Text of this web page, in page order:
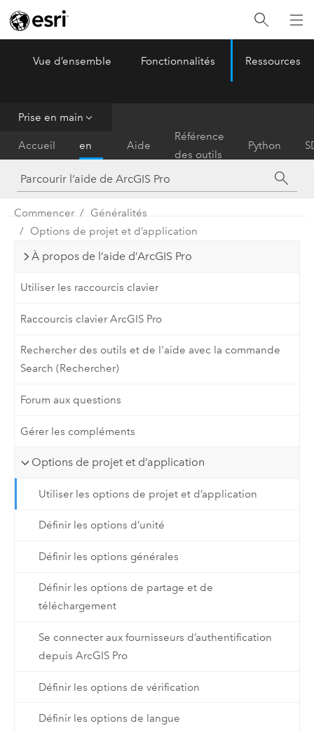
ArcGIS Pro
Vue d’ensemble Fonctionnalités Ressources
Prise en main
Accueil
en
main
Aide
Référence
des outils
Python
Commencer
Généralités
Options de projet et d’application
À propos de l’aide d’ArcGIS Pro
Utiliser les raccourcis clavier
Raccourcis clavier ArcGIS Pro
Rechercher des outils et de l'aide avec la commande
Search (Rechercher)
Forum aux questions
Gérer les compléments
Options de projet et d’application
Utiliser les options de projet et d’application
Définir les options d’unité
Définir les options générales
Définir les options de partage et de
téléchargement
Se connecter aux fournisseurs d’authentification
depuis ArcGIS Pro
Définir les options de vérification
Définir les options de langue